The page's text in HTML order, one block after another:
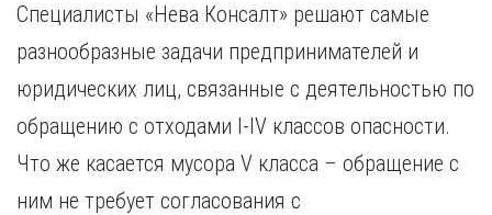
Специалисты «Нева Консалт» решают самые
разнообразные задачи предпринимателей и
юридических лиц, связанные с деятельностью по
обращению с отходами I-IV классов опасности.
Что же касается мусора V класса – обращение с
ним не требует согласования с